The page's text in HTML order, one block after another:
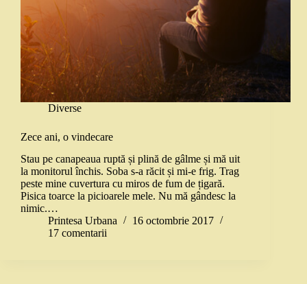
Diverse
Zece ani, o vindecare
Stau pe canapeaua ruptă și plină de gâlme și mă uit
la monitorul închis. Soba s-a răcit și mi-e frig. Trag
peste mine cuvertura cu miros de fum de țigară.
Pisica toarce la picioarele mele. Nu mă gândesc la
nimic.…
Printesa Urbana
16 octombrie 2017
17 comentarii